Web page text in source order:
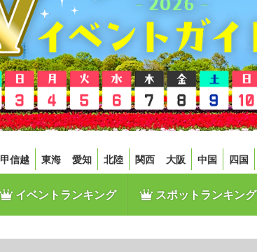
甲信越 東海 愛知 北陸 関西 大阪 中国 四国
イベントランキング スポットランキング